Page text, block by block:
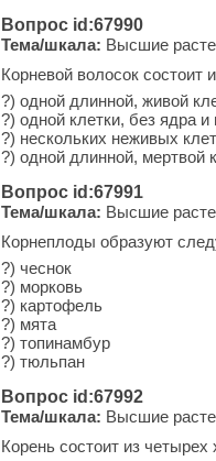
Вопрос id:67990
Тема/шкала: Высшие
Корневой волосок состоит
?) одной длинной, живой
?) одной клетки, без ядра
?) нескольких неживых
?) одной длинной, мертвой
Вопрос id:67991
Тема/шкала: Высшие
Корнеплоды образуют
?) чеснок
?) морковь
?) картофель
?) мята
?) топинамбур
?) тюльпан
Вопрос id:67992
Тема/шкала: Высшие
Корень состоит из